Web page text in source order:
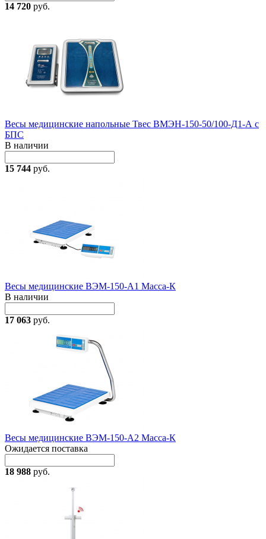
14 720 руб.
Весы медицинские напольные Твес ВМЭН-150-50/100-Д1-А с
БПС
В наличии
15 744 руб.
Весы медицинские ВЭМ-150-А1 Масса-К
В наличии
17 063 руб.
Весы медицинские ВЭМ-150-А2 Масса-К
Ожидается поставка
18 988 руб.